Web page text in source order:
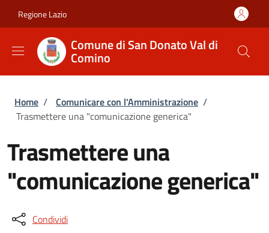
Regione Lazio
Comune di San Donato Val di
Comino
Briciole di pane
Home / Comunicare con l'Amministrazione /
Trasmettere una "comunicazione generica"
Trasmettere una
"comunicazione generica"
Condividi